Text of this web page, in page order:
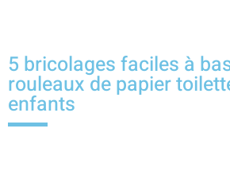
5 bricolages faciles à
rouleaux de papier
enfants